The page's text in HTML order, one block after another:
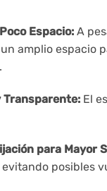
Espacio: A
amplio espacio
Transparente: El
para Mayor
evitando posibles